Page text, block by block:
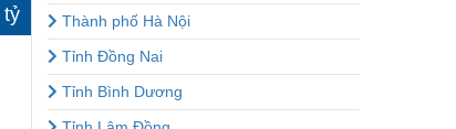
tỷ
Thành phố Hà Nội
Tỉnh Đồng Nai
Tỉnh Bình Dương